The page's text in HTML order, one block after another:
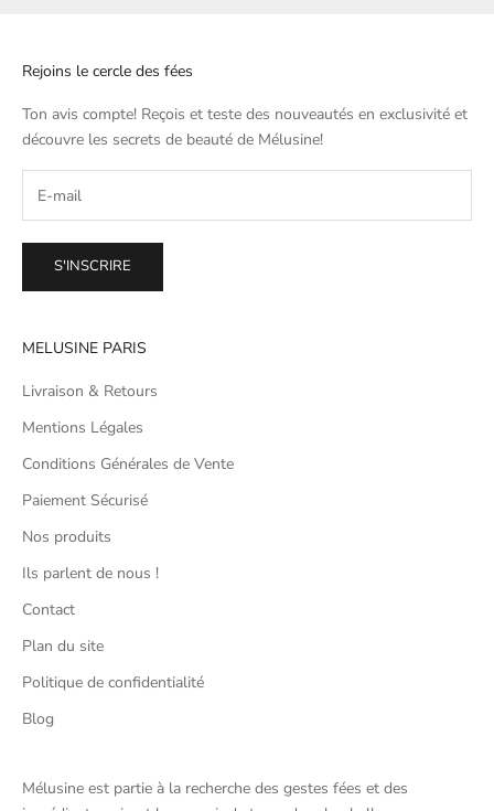
Rejoins le cercle des fées
Ton avis compte! Reçois et teste des nouveautés en exclusivité et
découvre les secrets de beauté de Mélusine!
S'INSCRIRE
MELUSINE PARIS
Livraison & Retours
Mentions Légales
Conditions Générales de Vente
Paiement Sécurisé
Nos produits
Ils parlent de nous !
Contact
Plan du site
Politique de confidentialité
Blog
Mélusine est partie à la recherche des gestes fées et des